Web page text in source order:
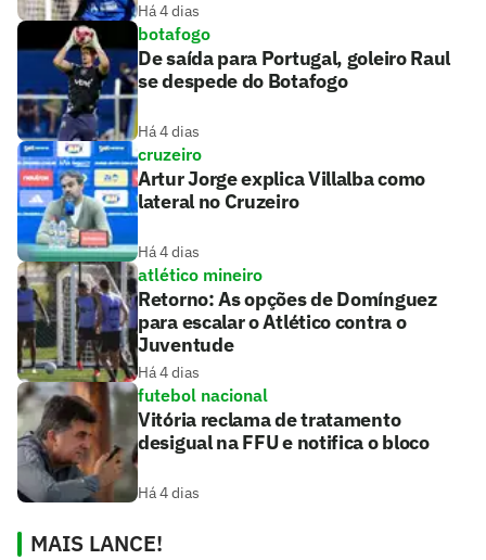
Há 4 dias
botafogo
De saída para Portugal, goleiro Raul
se despede do Botafogo
Há 4 dias
cruzeiro
Artur Jorge explica Villalba como
lateral no Cruzeiro
Há 4 dias
atlético mineiro
Retorno: As opções de Domínguez
para escalar o Atlético contra o
Juventude
Há 4 dias
futebol nacional
Vitória reclama de tratamento
desigual na FFU e notifica o bloco
Há 4 dias
MAIS LANCE!